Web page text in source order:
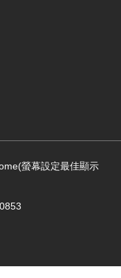
螢幕設定最佳顯示